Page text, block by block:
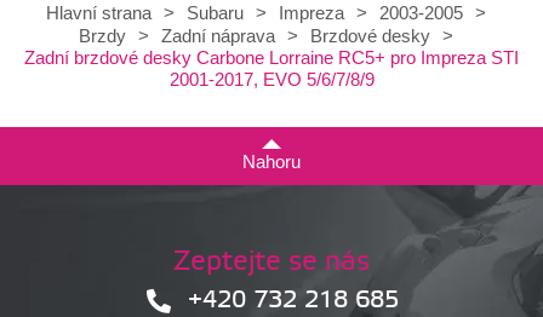
Hlavní strana
> Subaru > Impreza > 2003-2005
>
Brzdy
> Zadní náprava > Brzdové desky
>
Zadní brzdové desky Carbone Lorraine RC5+ pro Impreza STI
2001-2017, EVO 5/6/7/8/9
Nahoru
Zeptejte se nás
+420 732 218 685